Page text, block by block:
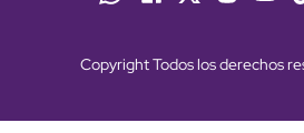
Copyright Todos los derechos